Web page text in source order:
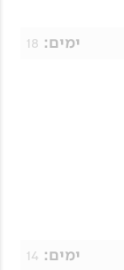
ימים: 18
ימים: 14